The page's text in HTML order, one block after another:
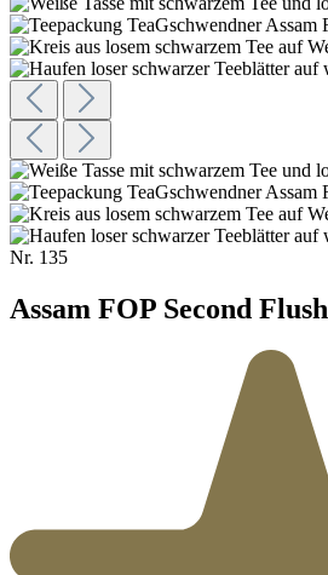
Nr. 135
Assam FOP Second Flush